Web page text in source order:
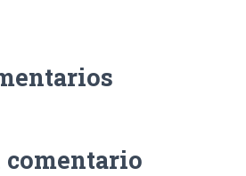
comentario